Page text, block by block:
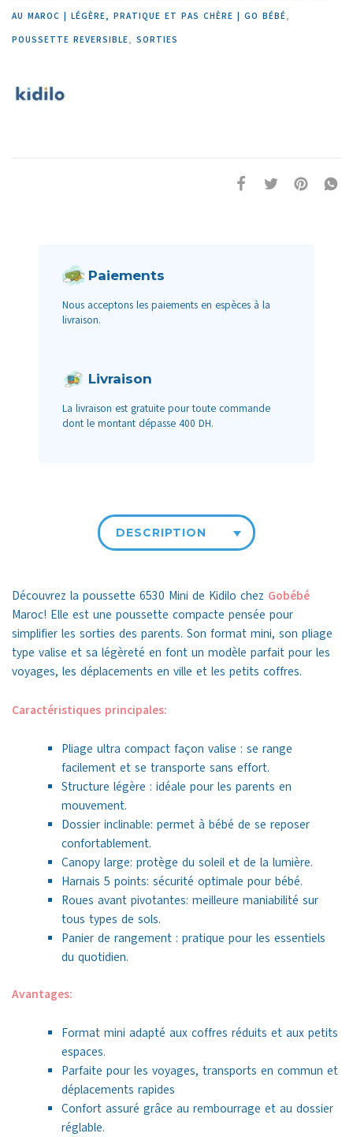
AU MAROC | LÉGÈRE, PRATIQUE ET PAS CHÈRE | GO BÉBÉ,
POUSSETTE REVERSIBLE, SORTIES
Paiements
Nous acceptons les paiements en espèces à la
livraison.
Livraison
La livraison est gratuite pour toute commande
dont le montant dépasse 400 DH.
DESCRIPTION
Découvrez la poussette 6530 Mini de Kidilo chez Gobébé
Maroc! Elle est une poussette compacte pensée pour
simplifier les sorties des parents. Son format mini, son pliage
type valise et sa légèreté en font un modèle parfait pour les
voyages, les déplacements en ville et les petits coffres.
Caractéristiques principales:
Pliage ultra compact façon valise : se range
facilement et se transporte sans effort.
Structure légère : idéale pour les parents en
mouvement.
Dossier inclinable: permet à bébé de se reposer
confortablement.
Canopy large: protège du soleil et de la lumière.
Harnais 5 points: sécurité optimale pour bébé.
Roues avant pivotantes: meilleure maniabilité sur
tous types de sols.
Panier de rangement : pratique pour les essentiels
du quotidien.
Avantages:
Format mini adapté aux coffres réduits et aux petits
espaces.
Parfaite pour les voyages, transports en commun et
déplacements rapides
Confort assuré grâce au rembourrage et au dossier
réglable.